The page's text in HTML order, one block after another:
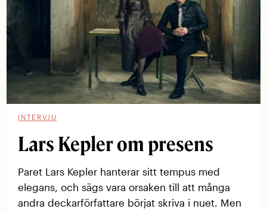
INTERVJU
Lars Kepler om presens
Paret Lars Kepler hanterar sitt tempus med
elegans, och sägs vara orsaken till att många
andra deckarförfattare börjat skriva i nuet. Men